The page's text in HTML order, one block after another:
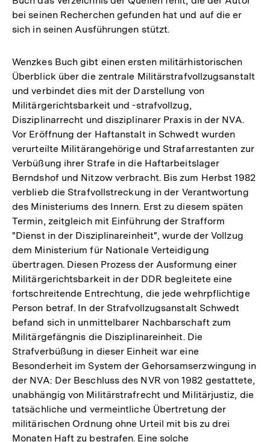
bei seinen Recherchen gefunden hat und auf die er
sich in seinen Ausführungen stützt.
Wenzkes Buch gibt einen ersten militärhistorischen
Überblick über die zentrale Militärstrafvollzugsanstalt
und verbindet dies mit der Darstellung von
Militärgerichtsbarkeit und -strafvollzug,
Disziplinarrecht und disziplinarer Praxis in der NVA.
Vor Eröffnung der Haftanstalt in Schwedt wurden
verurteilte Militärangehörige und Strafarrestanten zur
Verbüßung ihrer Strafe in die Haftarbeitslager
Berndshof und Nitzow verbracht. Bis zum Herbst 1982
verblieb die Strafvollstreckung in der Verantwortung
des Ministeriums des Innern. Erst zu diesem späten
Termin, zeitgleich mit Einführung der Strafform
"Dienst in der Disziplinareinheit", wurde der Vollzug
dem Ministerium für Nationale Verteidigung
übertragen. Diesen Prozess der Ausformung einer
Militärgerichtsbarkeit in der DDR begleitete eine
fortschreitende Entrechtung, die jede wehrpflichtige
Person betraf. In der Strafvollzugsanstalt Schwedt
befand sich in unmittelbarer Nachbarschaft zum
Militärgefängnis die Disziplinareinheit. Die
Strafverbüßung in dieser Einheit war eine
Besonderheit im System der Gehorsamserzwingung in
der NVA: Der Beschluss des NVR von 1982 gestattete,
unabhängig von Militärstrafrecht und Militärjustiz, die
tatsächliche und vermeintliche Übertretung der
militärischen Ordnung ohne Urteil mit bis zu drei
Monaten Haft zu bestrafen. Eine solche